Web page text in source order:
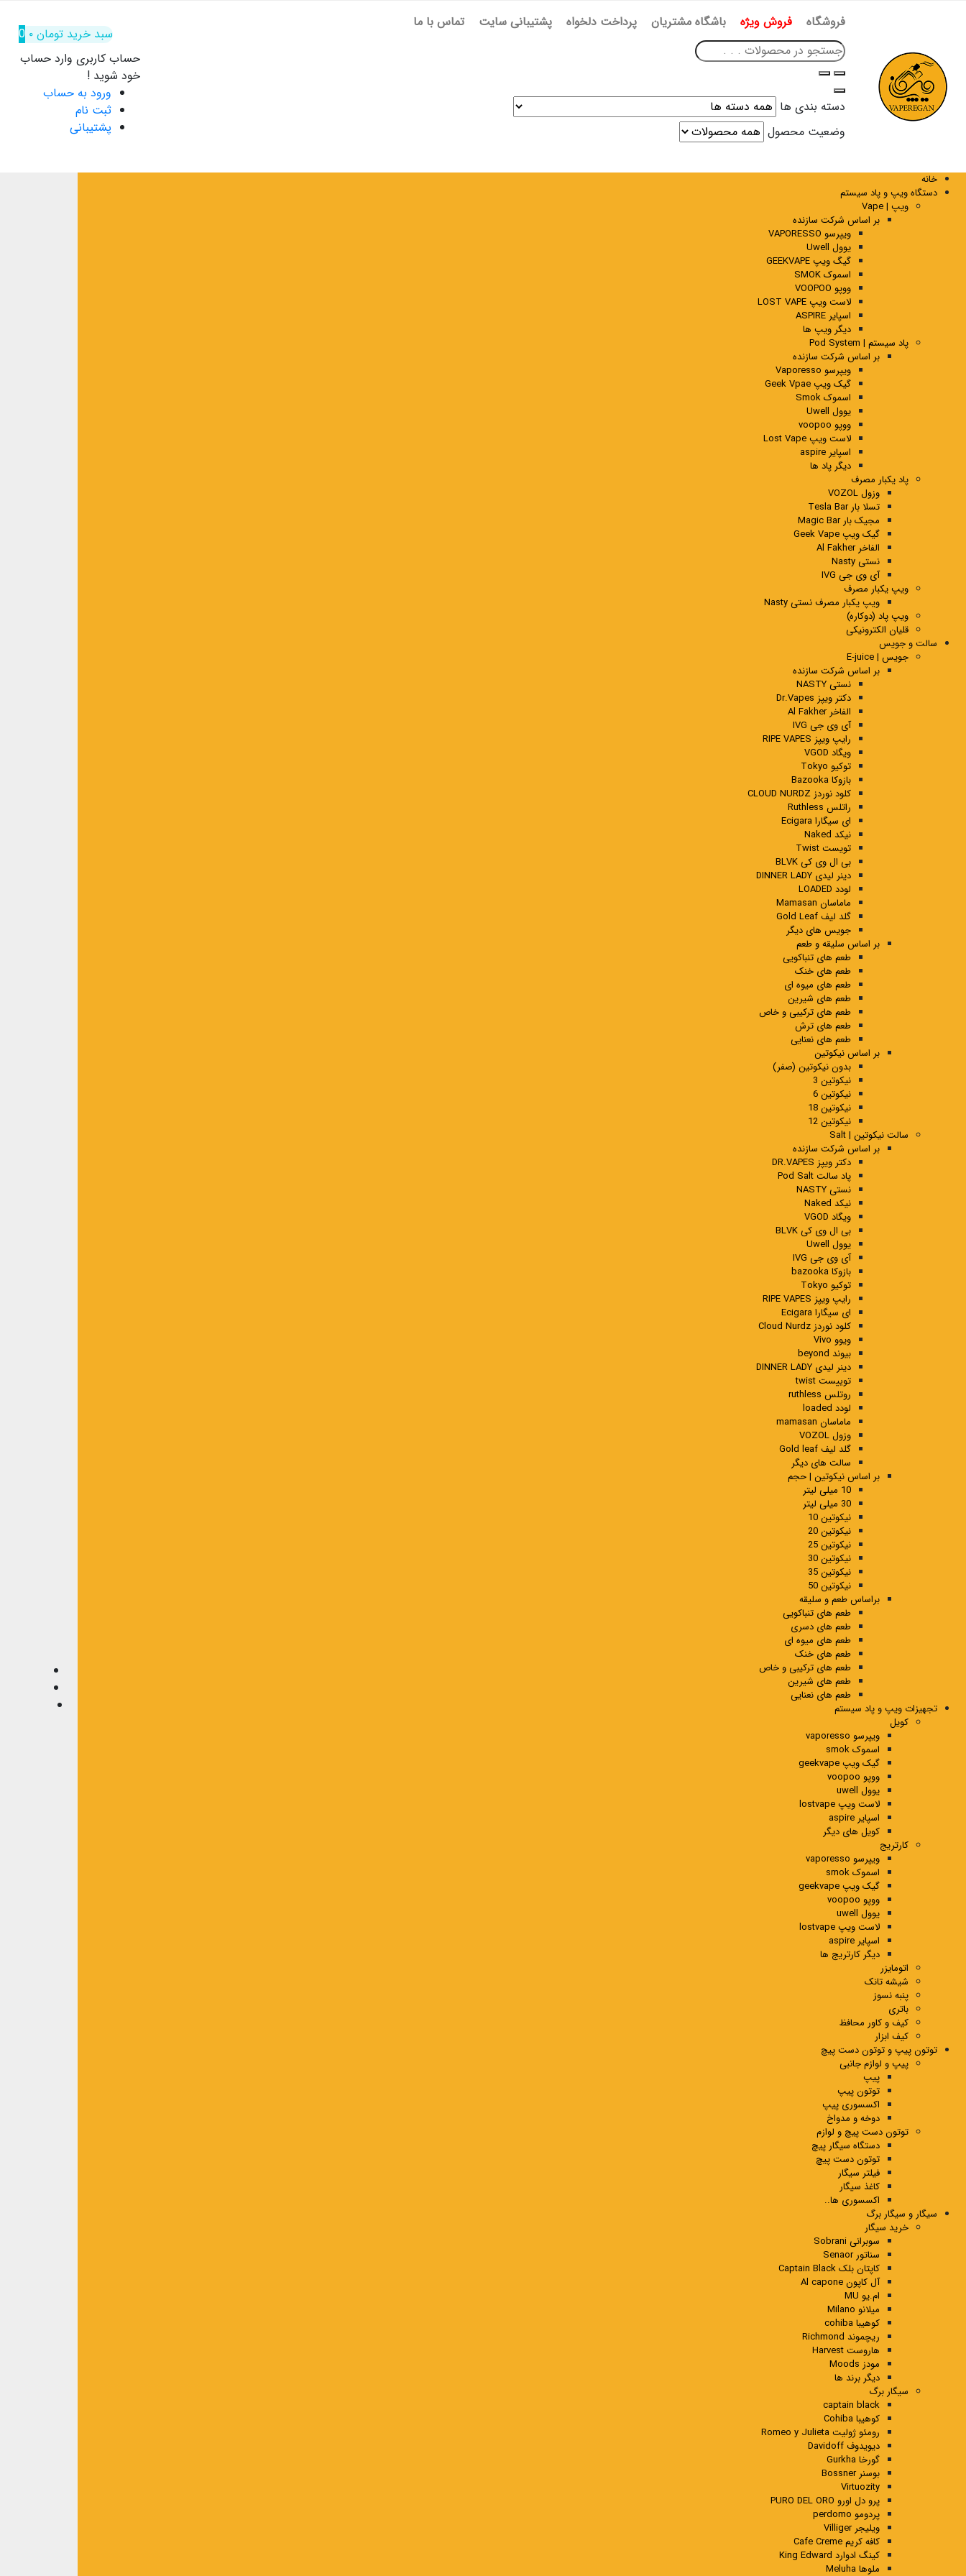
فروشگاه فروش ویژه باشگاه مشتریان پرداخت دلخواه پشتیبانی سایت تماس با ما
دسته بندی ها
وضعیت محصول
سبد خرید تومان۰
0
حساب کاربری وارد حساب
خود شوید !
ورود به حساب
ثبت نام
پشتیبانی
خانه
دستگاه ویپ و پاد سیستم
ویپ | Vape
بر اساس شرکت سازنده
ویپرسو VAPORESSO
یوول Uwell
گیگ ویپ GEEKVAPE
اسموک SMOK
ووپو VOOPOO
لاست ویپ LOST VAPE
اسپایر ASPIRE
دیگر ویپ ها
پاد سیستم | Pod System
بر اساس شرکت سازنده
ویپرسو Vaporesso
گیک ویپ Geek Vpae
اسموک Smok
یوول Uwell
ووپو voopoo
لاست ویپ Lost Vape
اسپایر aspire
دیگر پاد ها
پاد یکبار مصرف
وزول VOZOL
تسلا بار Tesla Bar
مجیک بار Magic Bar
گیک ویپ Geek Vape
الفاخر Al Fakher
نستی Nasty
آی وی جی IVG
ویپ یکبار مصرف
ویپ یکبار مصرف نستی Nasty
ویپ پاد (دوکاره)
قلیان الکترونیکی
سالت و جویس
جویس | E-juice
بر اساس شرکت سازنده
نستی NASTY
دکتر ویپز Dr.Vapes
الفاخر Al Fakher
آی وی جی IVG
رایپ ویپز RIPE VAPES
ویگاد VGOD
توکیو Tokyo
بازوکا Bazooka
کلود نوردز CLOUD NURDZ
راتلس Ruthless
ای سیگارا Ecigara
نیکد Naked
تویست Twist
بی ال وی کی BLVK
دینر لیدی DINNER LADY
لودد LOADED
ماماسان Mamasan
گلد لیف Gold Leaf
جویس های دیگر
بر اساس سلیقه و طعم
طعم های تنباکویی
طعم های خنک
طعم های میوه ای
طعم های شیرین
طعم های ترکیبی و خاص
طعم های ترش
طعم های نعنایی
بر اساس نیکوتین
بدون نیکوتین (صفر)
نیکوتین 3
نیکوتین 6
نیکوتین 18
نیکوتین 12
سالت نیکوتین | Salt
بر اساس شرکت سازنده
دکتر ویپز DR.VAPES
پاد سالت Pod Salt
نستی NASTY
نیکد Naked
ویگاد VGOD
بی ال وی کی BLVK
یوول Uwell
آی وی جی IVG
بازوکا bazooka
توکیو Tokyo
رایپ ویپز RIPE VAPES
ای سیگارا Ecigara
کلود نوردز Cloud Nurdz
ویوو Vivo
بیوند beyond
دینر لیدی DINNER LADY
توییست twist
روتلس ruthless
لودد loaded
ماماسان mamasan
وزول VOZOL
گلد لیف Gold leaf
سالت های دیگر
بر اساس نیکوتین | حجم
10 میلی لیتر
30 میلی لیتر
نیکوتین 10
نیکوتین 20
نیکوتین 25
نیکوتین 30
نیکوتین 35
نیکوتین 50
براساس طعم و سلیقه
طعم های تنباکویی
طعم های دسری
طعم های میوه ای
طعم های خنک
طعم های ترکیبی و خاص
طعم های شیرین
طعم های نعنایی
تجهیزات ویپ و پاد سیستم
کویل
ویپرسو vaporesso
اسموک smok
گیک ویپ geekvape
ووپو voopoo
یوول uwell
لاست ویپ lostvape
اسپایر aspire
کویل های دیگر
کارتریج
ویپرسو vaporesso
اسموک smok
گیک ویپ geekvape
ووپو voopoo
یوول uwell
لاست ویپ lostvape
اسپایر aspire
دیگر کارتریج ها
اتومایزر
شیشه تانک
پنبه نسوز
باتری
کیف و کاور محافظ
کیف ابزار
توتون پیپ و توتون دست پیچ
پیپ و لوازم جانبی
پیپ
توتون پیپ
اکسسوری پیپ
دوخه و مدواخ
توتون دست پیچ و لوازم
دستگاه سیگار پیچ
توتون دست پیچ
فیلتر سیگار
کاغذ سیگار
اکسسوری ها..
سیگار و سیگار برگ
خرید سیگار
سوبرانی Sobrani
سناتور Senaor
کاپتان بلک Captain Black
آل کاپون Al capone
ام.یو MU
میلانو Milano
کوهیبا cohiba
ریچموند Richmond
هاروست Harvest
مودز Moods
دیگر برند ها
سیگار برگ
captain black
کوهیبا Cohiba
رومئو ژولیت Romeo y Julieta
دیویدوف Davidoff
گورخا Gurkha
بوسنر Bossner
Virtuozity
پرو دل اورو PURO DEL ORO
پردومو perdomo
ویلیجر Villiger
کافه کریم Cafe Creme
کینگ ادوارد King Edward
ملوها Meluha